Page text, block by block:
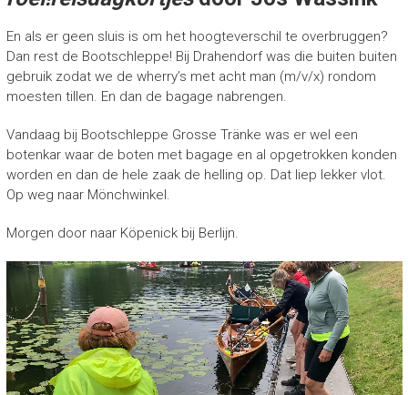
e
i
e
r
En als er geen sluis is om het hoogteverschil te overbruggen?
Dan rest de Bootschleppe! Bij Drahendorf was die buiten buiten
gebruik zodat we de wherry’s met acht man (m/v/x) rondom
moesten tillen. En dan de bagage nabrengen.
Vandaag bij Bootschleppe Grosse Tränke was er wel een
botenkar waar de boten met bagage en al opgetrokken konden
worden en dan de hele zaak de helling op. Dat liep lekker vlot.
Op weg naar Mönchwinkel.
Morgen door naar Köpenick bij Berlijn.